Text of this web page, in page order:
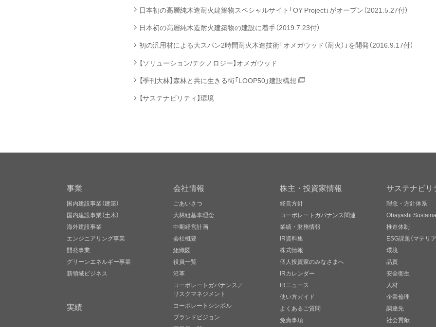
日本初の高層純木造耐火建築物スペシャルサイト「OY Project」がオープン（2021.5.27付）
日本初の高層純木造耐火建築物の建設に着手（2019.7.23付）
初の汎用材による大スパン2時間耐火木造技術「オメガウッド（耐火）」を開発（2016.9.17付）
【ソリューション/テクノロジー】オメガウッド
【季刊大林】森林と共に生きる街「LOOP50」建設構想
【サステナビリティ】環境
事業
国内建設事業（建築）
国内建設事業（土木）
海外建設事業
エンジニアリング事業
開発事業
グリーンエネルギー事業
新領域ビジネス
実績
会社情報
ごあいさつ
大林組基本理念
中期経営計画
会社概要
組織図
役員一覧
沿革
コーポレートガバナンス／
リスクマネジメント
コーポレートシンボル
ブランドビジョン
株主・投資家情報
経営方針
コーポレートガバナンス関連
業績・財務情報
IR資料集
株式情報
個人投資家のみなさまへ
IRカレンダー
IRニュース
使い方ガイド
よくあるご質問
免責事項
サステナビリ
理念・方針体系
Obayashi
推進体制
ESG課題（マテリ
環境
品質
安全衛生
人材
企業倫理
調達先
社会貢献